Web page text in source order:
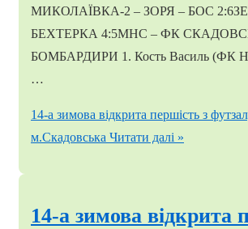
МИКОЛАЇВКА-2 – ЗОРЯ – БОС
БЕХТЕРКА 4:5МНС – ФК
БОМБАРДИРИ 1. Кость Василь (ФК
…
14-а зимова відкрита першість з
м.Скадовська Читати далі »
14-а зимова відкрита